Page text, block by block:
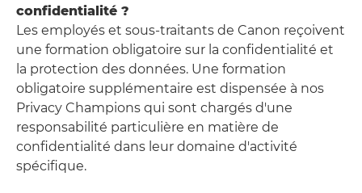
confidentialité ?
Les employés et sous-traitants de Canon reçoivent
une formation obligatoire sur la confidentialité et
la protection des données. Une formation
obligatoire supplémentaire est dispensée à nos
Privacy Champions qui sont chargés d'une
responsabilité particulière en matière de
confidentialité dans leur domaine d'activité
spécifique.